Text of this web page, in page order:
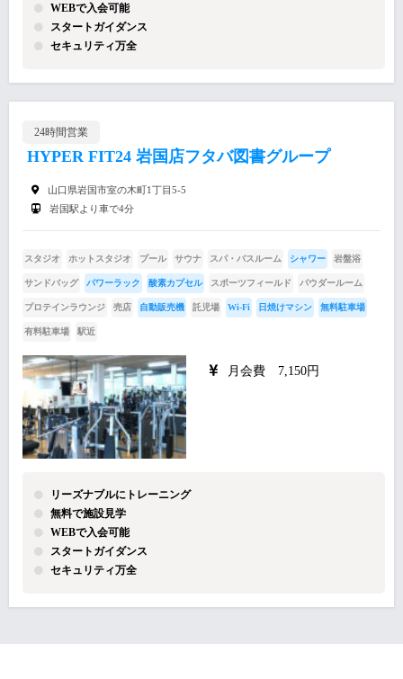
WEBで入会可能
スタートガイダンス
セキュリティ万全
24時間営業
HYPER FIT24 岩国店フタバ図書グループ
山口県岩国市室の木町1丁目5-5
岩国駅より車で4分
スタジオ ホットスタジオ プール サウナ スパ・バスルーム シャワー 岩盤浴
サンドバッグ パワーラック 酸素カプセル スポーツフィールド パウダールーム
プロテインラウンジ 売店 自動販売機 託児場 Wi-Fi 日焼けマシン 無料駐車場
有料駐車場 駅近
月会費 7,150円
リーズナブルにトレーニング
無料で施設見学
WEBで入会可能
スタートガイダンス
セキュリティ万全